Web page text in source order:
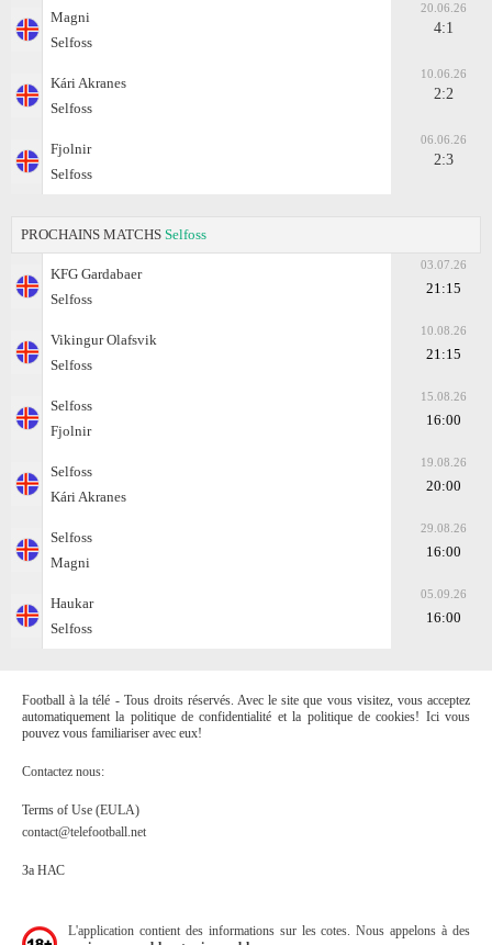
Magni
Selfoss
20.06.26
4:1
Kári Akranes
Selfoss
10.06.26
2:2
Fjolnir
Selfoss
06.06.26
2:3
PROCHAINS MATCHS Selfoss
KFG Gardabaer
Selfoss
03.07.26
21:15
Vikingur Olafsvik
Selfoss
10.08.26
21:15
Selfoss
Fjolnir
15.08.26
16:00
Selfoss
Kári Akranes
19.08.26
20:00
Selfoss
Magni
29.08.26
16:00
Haukar
Selfoss
05.09.26
16:00
Football à la télé - Tous droits réservés. Avec le site que vous visitez, vous acceptez
automatiquement la politique de confidentialité et la politique de cookies! Ici vous
pouvez vous familiariser avec eux!
Contactez nous:
Terms of Use (EULA)
contact@telefootball.net
За НАС
L'application contient des informations sur les cotes. Nous appelons à des